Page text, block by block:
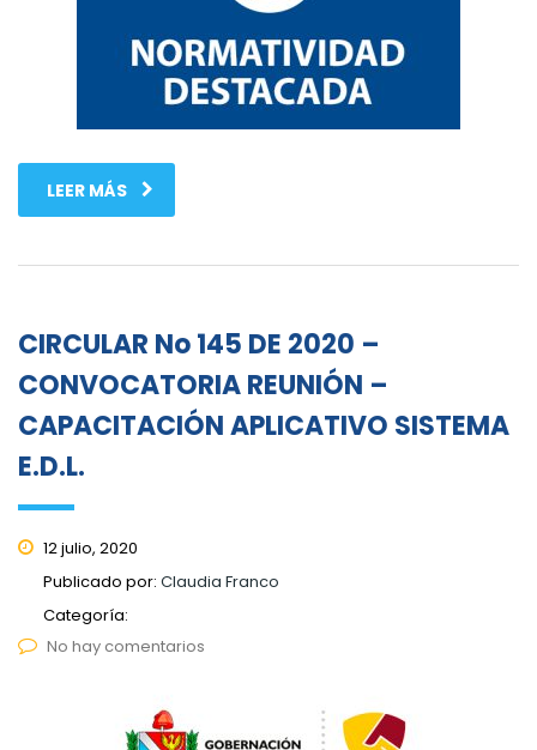
LEER MÁS
CIRCULAR No 145 DE 2020 –
CONVOCATORIA REUNIÓN –
CAPACITACIÓN APLICATIVO SISTEMA
E.D.L.
12 julio, 2020
Publicado por: Claudia Franco
Categoría:
No hay comentarios